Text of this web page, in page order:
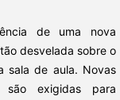
de uma nova
desvelada sobre o
sala de aula. Novas
são exigidas para